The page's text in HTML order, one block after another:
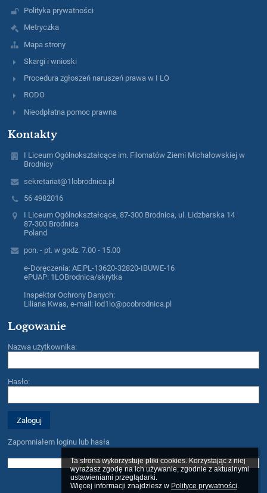
Ta strona wykorzystuje pliki cookies. Korzystając z niej
wyrażasz zgodę na ich używanie, zgodnie z aktualnymi
ustawieniami przeglądarki.
Więcej informacji znajdziesz w Polityce prywatności.
Polityka prywatności
Metryczka
Mapa strony
Skargi i wnioski
Procedura zgłoszeń naruszeń prawa w I LO
RODO
Nieodpłatna pomoc prawna
Kontakty
I Liceum Ogólnokształcące im. Filomatów Ziemi Michałowskiej w
Brodnicy
sekretariat@1lobrodnica.pl
56 4982016
I Liceum Ogólnokształcące, 87-300 Brodnica, ul. Lidzbarska 14
87-300 Brodnica
Poland
pon. - pt. w godz. 7.00 - 15.00
e-Doręczenia: AE:PL-13620-32820-IBUWE-16
ePUAP: 1LOBrodnica/skrytka
Inspektor Ochrony Danych:
Liliana Kwas, e-mail: iod1lo@pcobrodnica.pl
Logowanie
Nazwa użytkownika:
Hasło:
Zapomniałem loginu lub hasła